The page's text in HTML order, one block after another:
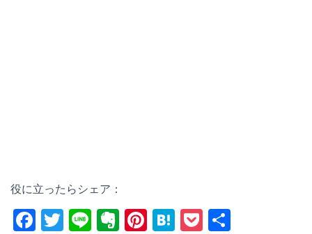
役に立ったらシェア：
F
T
Li
E
Pi
H
P